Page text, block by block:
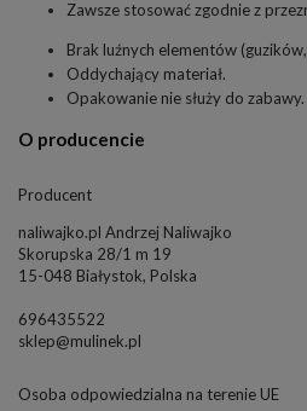
Zawsze stosować zgodnie z
Brak luźnych elementów
Oddychający materiał.
Opakowanie nie służy do
O producencie
Producent
naliwajko.pl Andrzej Naliwajko
Skorupska 28/1 m 19
15-048 Białystok, Polska
696435522
sklep@mulinek.pl
Osoba odpowiedzialna na terenie UE